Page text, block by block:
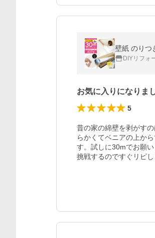
DIYリフォ
お気に入りになりま
5
昔の家の綿壁を剥がす
らかくてベニアの上か
す。試しに30mでお願
挑戦するのですぐリピ